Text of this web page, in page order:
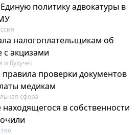
политику адвокатуры в
налогоплательщикам об
с акцизами
и бухучет
проверки документов
медикам
сфера
в собственности